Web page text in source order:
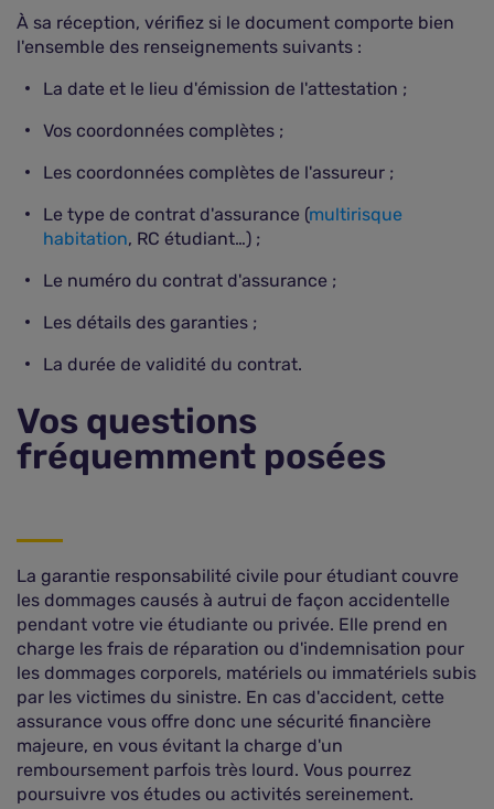
À sa réception, vérifiez si le document comporte bien
l'ensemble des renseignements suivants :
La date et le lieu d'émission de l'attestation ;
Vos coordonnées complètes ;
Les coordonnées complètes de l'assureur ;
Le type de contrat d'assurance (multirisque
habitation, RC étudiant…) ;
Le numéro du contrat d'assurance ;
Les détails des garanties ;
La durée de validité du contrat.
Vos questions
fréquemment posées
La garantie responsabilité civile pour étudiant couvre
les dommages causés à autrui de façon accidentelle
pendant votre vie étudiante ou privée. Elle prend en
charge les frais de réparation ou d'indemnisation pour
les dommages corporels, matériels ou immatériels subis
par les victimes du sinistre. En cas d'accident, cette
assurance vous offre donc une sécurité financière
majeure, en vous évitant la charge d'un
remboursement parfois très lourd. Vous pourrez
poursuivre vos études ou activités sereinement.